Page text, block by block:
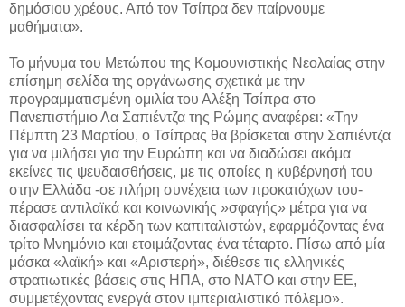
δημόσιου χρέους. Από τον Τσίπρα δεν παίρνουμε
μαθήματα».
Το μήνυμα του Μετώπου της Κομουνιστικής Νεολαίας στην
επίσημη σελίδα της οργάνωσης σχετικά με την
προγραμματισμένη ομιλία του Αλέξη Τσίπρα στο
Πανεπιστήμιο Λα Σαπιέντζα της Ρώμης αναφέρει: «Την
Πέμπτη 23 Μαρτίου, ο Τσίπρας θα βρίσκεται στην Σαπιέντζα
για να μιλήσει για την Ευρώπη και να διαδώσει ακόμα
εκείνες τις ψευδαισθήσεις, με τις οποίες η κυβέρνησή του
στην Ελλάδα -σε πλήρη συνέχεια των προκατόχων του-
πέρασε αντιλαϊκά και κοινωνικής »σφαγής» μέτρα για να
διασφαλίσει τα κέρδη των καπιταλιστών, εφαρμόζοντας ένα
τρίτο Μνημόνιο και ετοιμάζοντας ένα τέταρτο. Πίσω από μία
μάσκα «λαϊκή» και «Αριστερή», διέθεσε τις ελληνικές
στρατιωτικές βάσεις στις ΗΠΑ, στο ΝΑΤΟ και στην ΕΕ,
συμμετέχοντας ενεργά στον ιμπεριαλιστικό πόλεμο».